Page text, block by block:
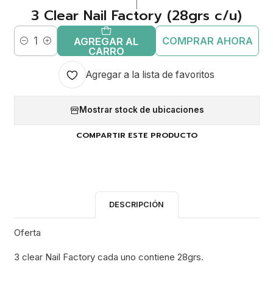
3 Clear Nail Factory (28grs c/u)
Cantidad
AGREGAR AL
CARRO
COMPRAR AHORA
Agregar a la lista de favoritos
Mostrar stock de ubicaciones
COMPARTIR ESTE PRODUCTO
DESCRIPCIÓN
Oferta
3 clear Nail Factory cada uno contiene 28grs.